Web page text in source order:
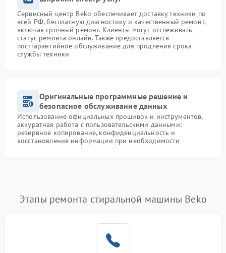
Сервисный центр Beko обеспечивает доставку техники по
всей РФ, бесплатную диагностику и качественный ремонт,
включая срочный ремонт. Клиенты могут отслеживать
статус ремонта онлайн. Также предоставляется
постгарантийное обслуживание для продления срока
службы техники
Оригинальные программные решение и
безопасное обслуживание данных
Использование официальных прошивок и инструментов,
аккуратная работа с пользовательскими данными:
резервное копирование, конфиденциальность и
восстановление информации при необходимости
Этапы ремонта стиральной машины Beko